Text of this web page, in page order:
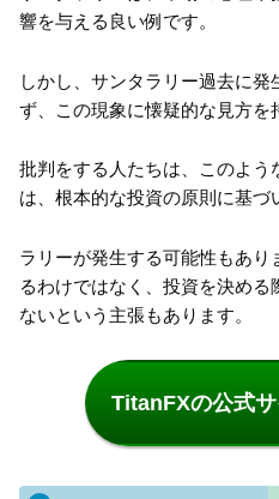
響を与える良い例です。
しかし、サンタラリー過去に
ず、この現象に懐疑的な見方を
批判をする人たちは、このよう
は、根本的な投資の原則に基づ
ラリーが発生する可能性もあ
るわけではなく、投資を決め
ないという主張もあります。
TitanFXの公式